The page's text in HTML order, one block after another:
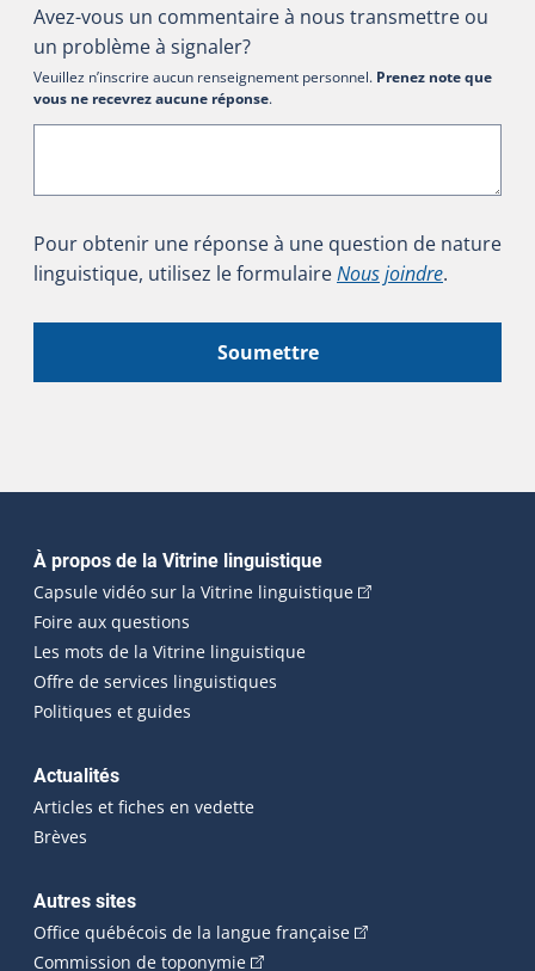
Avez-vous un commentaire à nous transmettre ou
un problème à signaler?
Veuillez n’inscrire aucun renseignement personnel. Prenez note que
vous ne recevrez aucune réponse.
Pour obtenir une réponse à une question de nature
linguistique, utilisez le formulaireNous joindre.
Soumettre
Navigation principale
À propos de la Vitrine linguistique
Capsule vidéo sur la Vitrine linguistique(Cet hyperlien
Foire aux questions
Les mots de la Vitrine linguistique
Offre de services linguistiques
Politiques et guides
Actualités
Articles et fiches en vedette
Brèves
Autres sites
Office québécois de la langue française(Cet hyperlien
Commission de toponymie(Cet hyperlien externe s'ouvrira